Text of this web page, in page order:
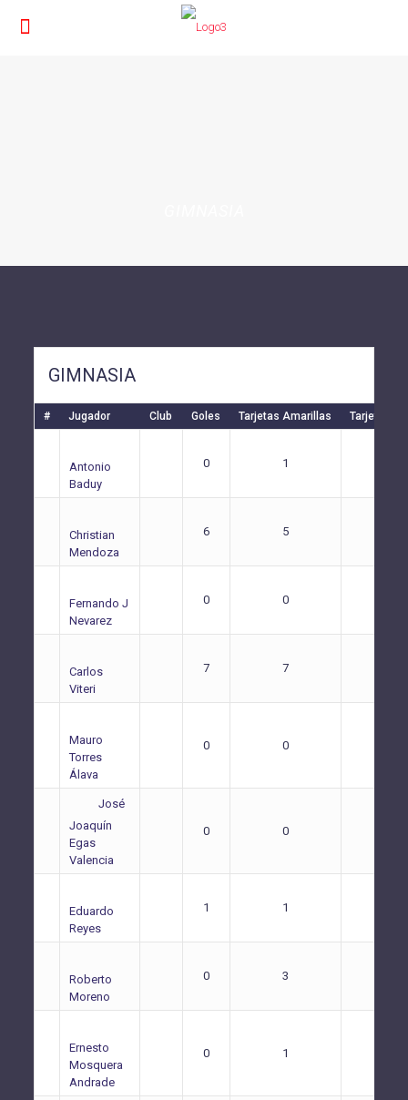
GIMNASIA
# Jugador Club Goles Tarjetas Amarillas Tarjetas
Antonio
Baduy
0 1
Christian
Mendoza
6 5
Fernando J
Nevarez
0 0
Carlos
Viteri
7 7
Mauro
Torres
Álava
0 0
José
Joaquín
Egas
Valencia
0 0
Eduardo
Reyes
1 1
Roberto
Moreno
0 3
Ernesto
Mosquera
Andrade
0 1